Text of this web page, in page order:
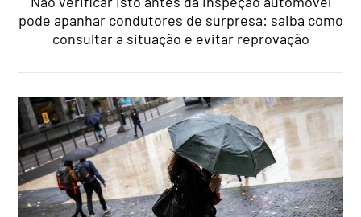
pode apanhar condutores de surpresa: saiba como
consultar a situação e evitar reprovação